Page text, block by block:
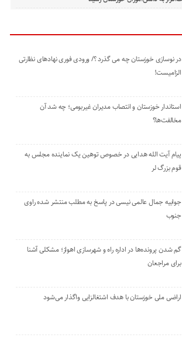
در نوسازی خوزستان چه می گذرد ؟/ ورودی فوری نهادهای نظارتی
الزامیست!
استاندار خوزستان و انتصاب مدیران غیربومی؛ چه شد آن
مخالفت‌ها؟
پیام آیت الله هدایی در خصوص توهین یک نماینده مجلس به
قوم بزرگ لر
جوابیه جمال عالمی نیسی در پاسخ به مطلب منتشر شده راوی
جنوب
گم شدن پرونده‌ها در اداره راه و شهرسازی اهواز؛ مشکلی آشنا
برای مراجعان
اراضی ملی خوزستان با هدف اشتغالزایی واگذار می‌شود